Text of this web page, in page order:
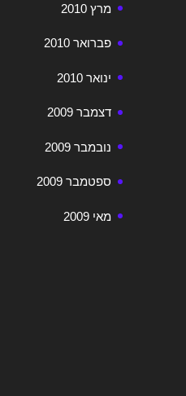
מרץ 2010
פברואר 2010
ינואר 2010
דצמבר 2009
נובמבר 2009
ספטמבר 2009
מאי 2009